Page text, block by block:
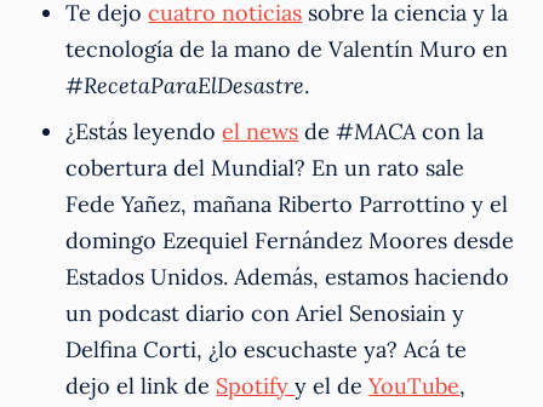
Te dejocuatro noticias sobre la ciencia y la
tecnología de la mano de Valentín Muro en
#RecetaParaElDesastre.
¿Estás leyendoel news de #MACA con la
cobertura del Mundial? En un rato sale
Fede Yañez, mañana Riberto Parrottino y el
domingo Ezequiel Fernández Moores desde
Estados Unidos. Además, estamos haciendo
un podcast diario con Ariel Senosiain y
Delfina Corti, ¿lo escuchaste ya? Acá te
dejo el link de Spotifyy el deYouTube,